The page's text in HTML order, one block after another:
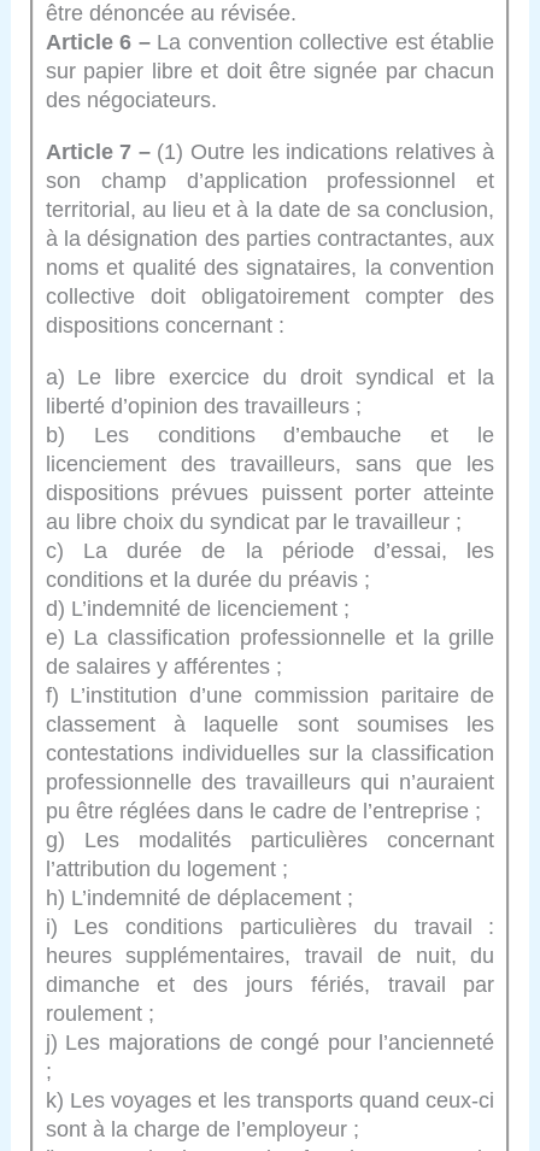
être dénoncée au révisée.
Article 6 – La convention collective est établie
sur papier libre et doit être signée par chacun
des négociateurs.
Article 7 –(1) Outre les indications relatives à
son champ d’application professionnel et
territorial, au lieu et à la date de sa conclusion,
à la désignation des parties contractantes, aux
noms et qualité des signataires, la convention
collective doit obligatoirement compter des
dispositions concernant :
a) Le libre exercice du droit syndical et la
liberté d’opinion des travailleurs ;
b) Les conditions d’embauche et le
licenciement des travailleurs, sans que les
dispositions prévues puissent porter atteinte
au libre choix du syndicat par le travailleur ;
c) La durée de la période d’essai, les
conditions et la durée du préavis ;
d) L’indemnité de licenciement ;
e) La classification professionnelle et la grille
de salaires y afférentes ;
f) L’institution d’une commission paritaire de
classement à laquelle sont soumises les
contestations individuelles sur la classification
professionnelle des travailleurs qui n’auraient
pu être réglées dans le cadre de l’entreprise ;
g) Les modalités particulières concernant
l’attribution du logement ;
h) L’indemnité de déplacement ;
i) Les conditions particulières du travail :
heures supplémentaires, travail de nuit, du
dimanche et des jours fériés, travail par
roulement ;
j) Les majorations de congé pour l’ancienneté
;
k) Les voyages et les transports quand ceux-ci
sont à la charge de l’employeur ;